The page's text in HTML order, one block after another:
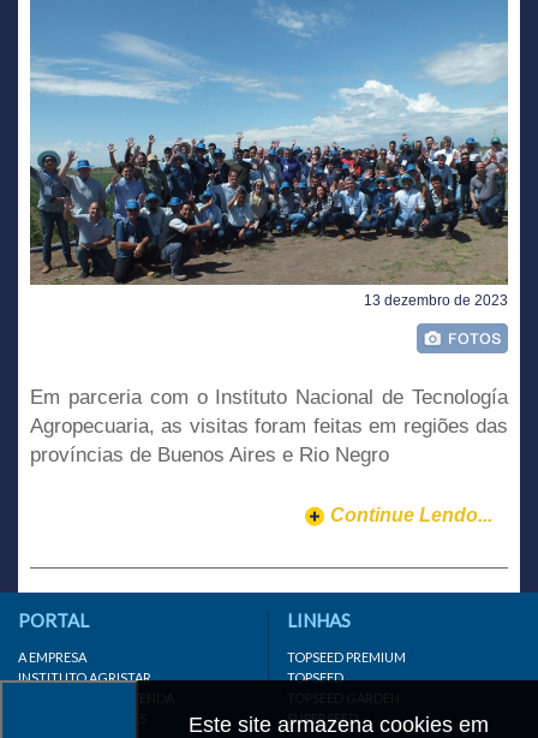
13 dezembro de 2023
Em parceria com o Instituto Nacional de Tecnología
Agropecuaria, as visitas foram feitas em regiões das
províncias de Buenos Aires e Rio Negro
Continue Lendo...
Este site armazena cookies em
PORTAL
A EMPRESA
INSTITUTO AGRISTAR
DISTRIBUIDOR/REVENDA
LINKS IMPORTANTES
LINHAS
TOPSEED PREMIUM
TOPSEED
TOPSEED GARDEN
SUPERSEED